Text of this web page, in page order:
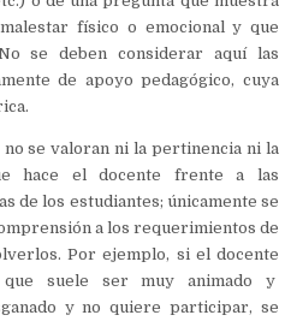
físico o emocional y que
se deben considerar aquí las
de apoyo pedagógico, cuya
se valoran ni la pertinencia ni la
hace el docente frente a las
de los estudiantes; únicamente se
a los requerimientos de
Por ejemplo, si el docente
suele ser muy animado y
y no quiere participar, se